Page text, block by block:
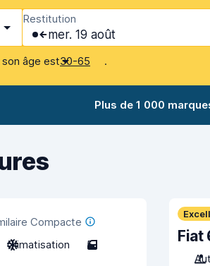
Restitution
mer. 19 août
âge est30-65 .
Plus de 1 000
Compacte
Climatisation 5 Fiat